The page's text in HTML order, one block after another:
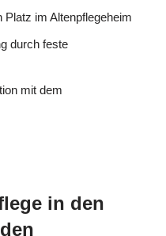
Platz im Altenpflegeheim
durch feste
mit dem
in den